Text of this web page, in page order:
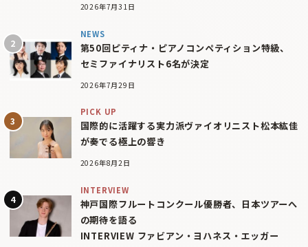
2026年7月31日
NEWS
第50回ピティナ・ピアノコンペティション特級、
セミファイナリスト6名が決定
2026年7月29日
PICK UP
国際的に活躍する実力派ヴァイオリニスト松本紘佳
が奏でる極上の響き
2026年8月2日
INTERVIEW
神戸国際フルートコンクール優勝者、日本ツアーへ
の期待を語る
INTERVIEW ファビアン・ヨハネス・エッガー